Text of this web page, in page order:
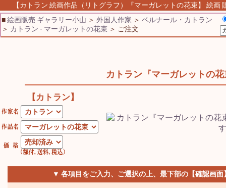
【カトラン 絵画作品（リトグラフ）『マーガレットの花束】 絵画
■絵画販売 ギャラリー小山 ＞ 外国人作家 ＞ ベルナール・カトラン
＞ カトラン - マーガレットの花束 ＞ ご注文
カトラン『マーガレットの花
【カトラン】
▼ 各項目をご入力、ご選択の上、最下部の【確認画